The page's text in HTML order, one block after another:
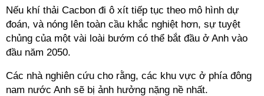
Nếu khí thải Cacbon đi ô xít tiếp tục theo mô hình dự
đoán, và nóng lên toàn cầu khắc nghiệt hơn, sự tuyệt
chủng của một vài loài bướm có thể bắt đầu ở Anh vào
đầu năm 2050.
Các nhà nghiên cứu cho rằng, các khu vực ở phía đông
nam nước Anh sẽ bị ảnh hưởng nặng nề nhất.